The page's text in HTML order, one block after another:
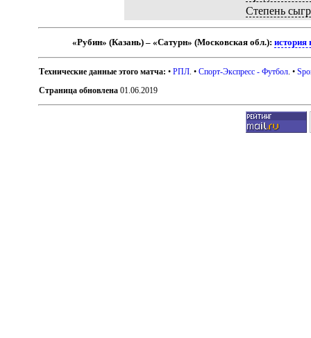
Степень
«Рубин» (Казань) – «Сатурн» (Московская обл.):история
Технические данные этого матча: •РПЛ . •Спорт-Экспресс - Футбол . •
Страница обновлена 01.06.2019